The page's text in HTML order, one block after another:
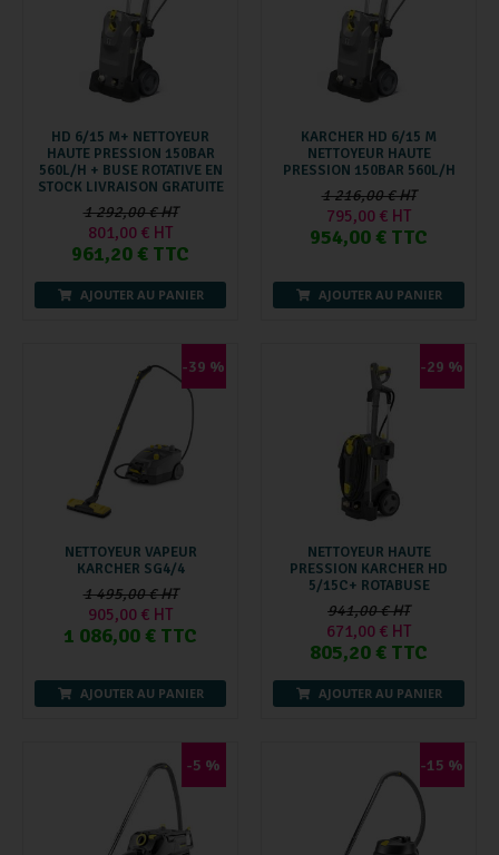
HD 6/15 M+ NETTOYEUR
HAUTE PRESSION 150BAR
560L/H + BUSE ROTATIVE EN
STOCK LIVRAISON GRATUITE
1 292,00 € HT
801,00 € HT
961,20 € TTC
AJOUTER AU PANIER
KARCHER HD 6/15 M
NETTOYEUR HAUTE
PRESSION 150BAR 560L/H
1 216,00 € HT
795,00 € HT
954,00 € TTC
AJOUTER AU PANIER
-39 %
NETTOYEUR VAPEUR
KARCHER SG4/4
1 495,00 € HT
905,00 € HT
1 086,00 € TTC
AJOUTER AU PANIER
-29 %
NETTOYEUR HAUTE
PRESSION KARCHER HD
5/15C+ ROTABUSE
941,00 € HT
671,00 € HT
805,20 € TTC
AJOUTER AU PANIER
-5 % -15 %